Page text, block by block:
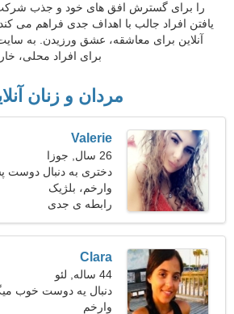
را برای گسترش افق های خود و جذب شرکت
یافتن افراد جالب با اهداف جدی فراهم می
آنلاین برای معاشقه، عشق ورزیدن. به
برای افراد محلی،
مردان و زنان
Valerie
26 سال, جوزا
دختری به دنبال دوست
31-36
وارخم، بلژیک
رابطه ی جدی
Clara
44 ساله, لئو
دنبال یه دوست خوب
که با هم پیاده روی کنیم
وارخم